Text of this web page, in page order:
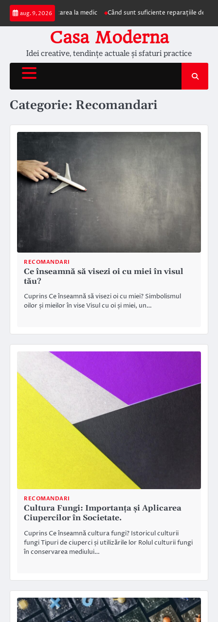
Skip
content
aug. 9, 2026
la medic Când sunt suficiente reparațiile de acoperiș și
Casa Moderna
Idei creative, tendințe actuale și sfaturi practice
Categorie: Recomandari
RECOMANDARI
Ce înseamnă să visezi oi cu miei în visul
tău?
Cuprins Ce înseamnă să visezi oi cu miei? Simbolismul
oilor și mieilor în vise Visul cu oi și miei, un…
RECOMANDARI
Cultura Fungi: Importanța și Aplicarea
Ciupercilor în Societate.
Cuprins Ce înseamnă cultura fungi? Istoricul culturii
fungi Tipuri de ciuperci și utilizările lor Rolul culturii fungi
în conservarea mediului…